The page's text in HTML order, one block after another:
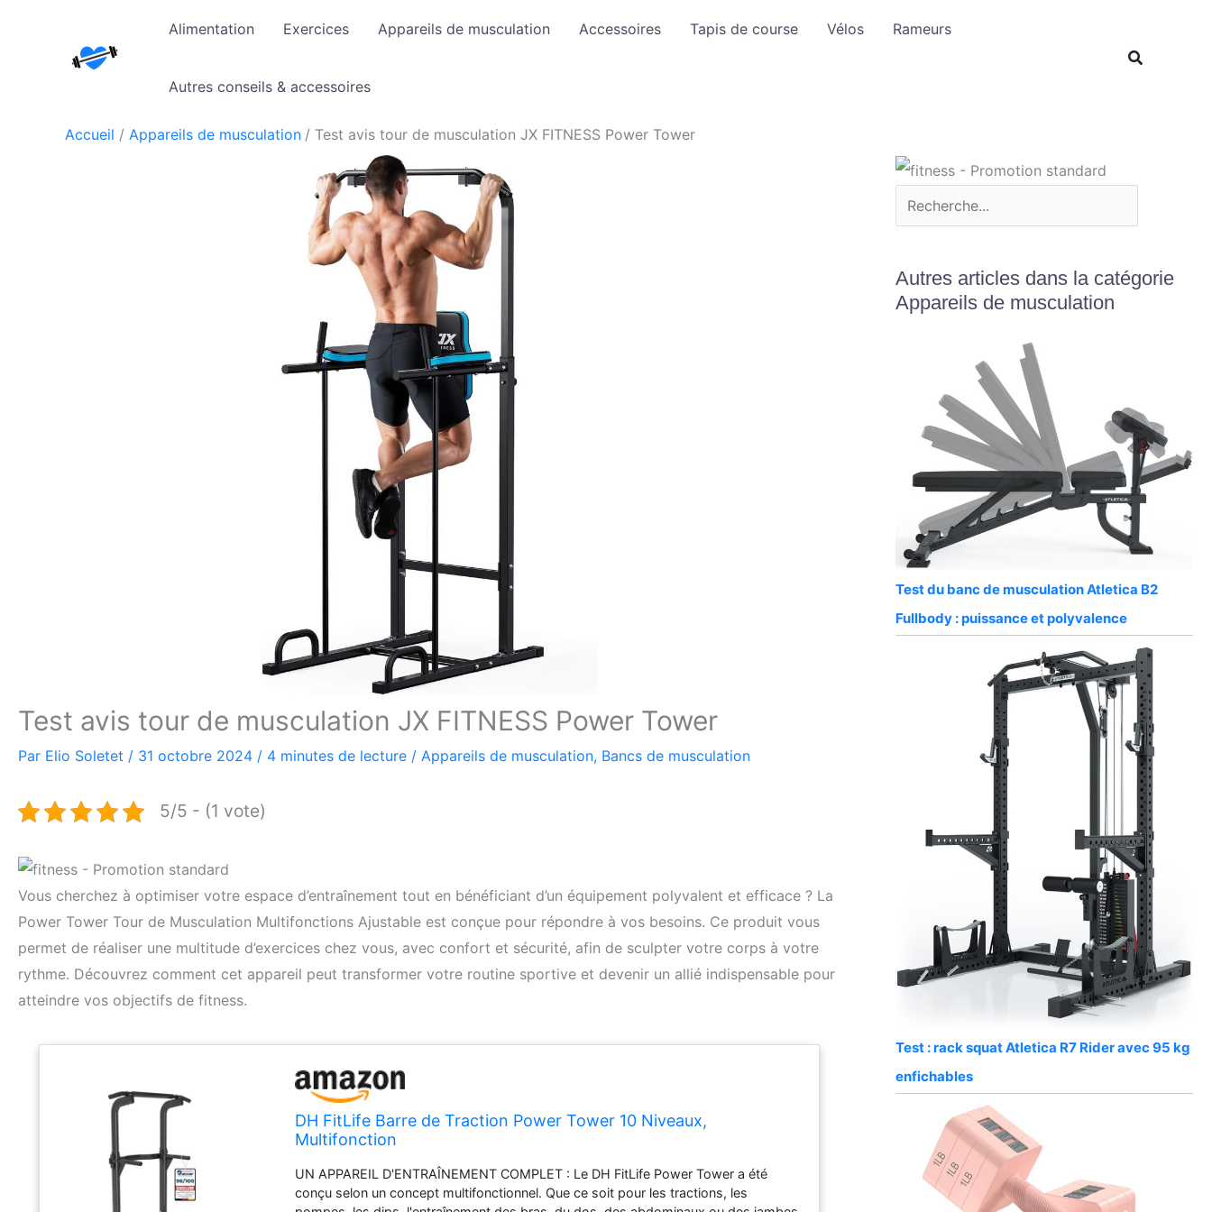
Alimentation Exercices Appareils de musculation Accessoires Tapis de course Vélos Rameurs
Autres conseils & accessoires
Accueil Appareils de musculation Test avis tour de musculation JX FITNESS Power Tower
Test avis tour de musculation JX FITNESS Power Tower
Par Elio Soletet / 31 octobre 2024 / 4 minutes de lecture / Appareils de musculation, Bancs de musculation
5/5 - (1 vote)
Vous cherchez à optimiser votre espace d’entraînement tout en bénéficiant d’un équipement polyvalent et efficace ? La
Power Tower Tour de Musculation Multifonctions Ajustable est conçue pour répondre à vos besoins. Ce produit vous
permet de réaliser une multitude d’exercices chez vous, avec confort et sécurité, afin de sculpter votre corps à votre
rythme. Découvrez comment cet appareil peut transformer votre routine sportive et devenir un allié indispensable pour
atteindre vos objectifs de fitness.
DH FitLife Barre de Traction Power Tower 10 Niveaux,
Multifonction
UN APPAREIL D'ENTRAÎNEMENT COMPLET : Le DH FitLife Power Tower a été
conçu selon un concept multifonctionnel. Que ce soit pour les tractions, les
r
c
r
Autres articles dans la catégorie
Appareils de musculation
Test du banc de musculation Atletica B2
Fullbody : puissance et polyvalence
Test : rack squat Atletica R7 Rider avec 95 kg
enfichables